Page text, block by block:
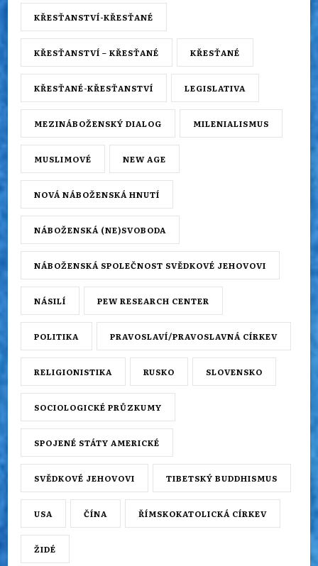
KŘESŤANSTVÍ-KŘESŤANÉ
KŘESŤANSTVÍ – KŘESŤANÉ KŘESŤANÉ
KŘESŤANÉ-KŘESŤANSTVÍ LEGISLATIVA
MEZINÁBOŽENSKÝ DIALOG MILENIALISMUS
MUSLIMOVÉ NEW AGE
NOVÁ NÁBOŽENSKÁ HNUTÍ
NÁBOŽENSKÁ (NE)SVOBODA
NÁBOŽENSKÁ SPOLEČNOST SVĚDKOVÉ JEHOVOVI
NÁSILÍ PEW RESEARCH CENTER
POLITIKA PRAVOSLAVÍ/PRAVOSLAVNÁ CÍRKEV
RELIGIONISTIKA RUSKO SLOVENSKO
SOCIOLOGICKÉ PRŮZKUMY
SPOJENÉ STÁTY AMERICKÉ
SVĚDKOVÉ JEHOVOVI TIBETSKÝ BUDDHISMUS
USA ČÍNA ŘÍMSKOKATOLICKÁ CÍRKEV
ŽIDÉ